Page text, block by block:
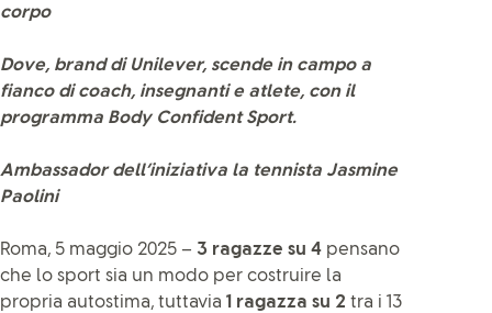
corpo
Dove, brand di Unilever, scende in campo a
fianco di coach, insegnanti e atlete, con il
programma Body Confident Sport.
Ambassador dell’iniziativa la tennista Jasmine
Paolini
Roma, 5 maggio 2025 – 3 ragazze su 4 pensano
che lo sport sia un modo per costruire la
propria autostima, tuttavia 1 ragazza su 2 tra i 13